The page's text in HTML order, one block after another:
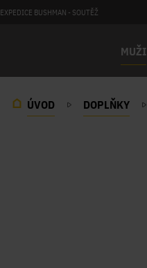
EXPEDICE BUSHMAN - SOUTĚŽ
MUŽI
ÚVOD DOPLŇKY